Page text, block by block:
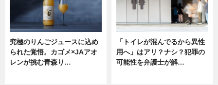
究極のりんごジュースに込め
られた覚悟。カゴメ×JAアオ
レンが挑む青森り…
「トイレが混んでるから異性
用へ」はアリ？ナシ？犯罪の
可能性を弁護士が解…